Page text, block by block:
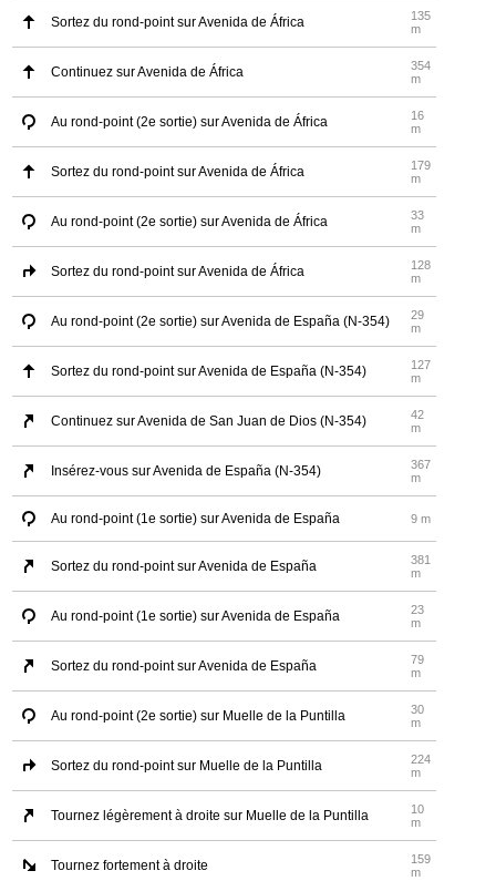
Sortez du rond-point sur Avenida de África
135
m
Continuez sur Avenida de África
354
m
Au rond-point (2e sortie) sur Avenida de África
16
m
Sortez du rond-point sur Avenida de África
179
m
Au rond-point (2e sortie) sur Avenida de África
33
m
Sortez du rond-point sur Avenida de África
128
m
Au rond-point (2e sortie) sur Avenida de España (N-354)
29
m
Sortez du rond-point sur Avenida de España (N-354)
127
m
Continuez sur Avenida de San Juan de Dios (N-354)
42
m
Insérez-vous sur Avenida de España (N-354)
367
m
Au rond-point (1e sortie) sur Avenida de España 9 m
Sortez du rond-point sur Avenida de España
381
m
Au rond-point (1e sortie) sur Avenida de España
23
m
Sortez du rond-point sur Avenida de España
79
m
Au rond-point (2e sortie) sur Muelle de la Puntilla
30
m
Sortez du rond-point sur Muelle de la Puntilla
224
m
Tournez légèrement à droite sur Muelle de la Puntilla
10
m
Tournez fortement à droite
159
m